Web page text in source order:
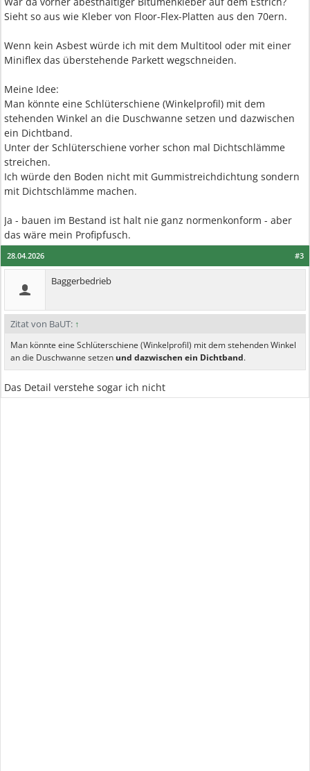
Sieht so aus wie Kleber von Floor-Flex-Platten aus den 70ern.
Wenn kein Asbest würde ich mit dem Multitool oder mit einer
Miniflex das überstehende Parkett wegschneiden.
Meine Idee:
Man könnte eine Schlüterschiene (Winkelprofil) mit dem
stehenden Winkel an die Duschwanne setzen und dazwischen
ein Dichtband.
Unter der Schlüterschiene vorher schon mal Dichtschlämme
streichen.
Ich würde den Boden nicht mit Gummistreichdichtung sondern
mit Dichtschlämme machen.
Ja - bauen im Bestand ist halt nie ganz normenkonform - aber
das wäre mein Profipfusch.
#3
28.04.2026
Baggerbedrieb
Zitat von BaUT: ↑
Man könnte eine Schlüterschiene (Winkelprofil) mit dem stehenden Winkel
an die Duschwanne setzen und dazwischen ein Dichtband.
Das Detail verstehe sogar ich nicht